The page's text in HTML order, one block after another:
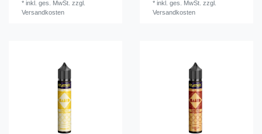
*inkl. ges. MwSt. zzgl.
Versandkosten
*inkl. ges. MwSt. zzgl.
Versandkosten